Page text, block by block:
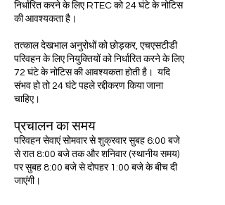
निर्धारित करने के लिए RTEC को 24 घंटे के नोटिस
की आवश्यकता है।
तत्काल देखभाल अनुरोधों को छोड़कर, एचएसटीडी
परिवहन के लिए नियुक्तियों को निर्धारित करने के लिए
72 घंटे के नोटिस की आवश्यकता होती है। यदि
संभव हो तो 24 घंटे पहले रद्दीकरण किया जाना
चाहिए।
प्रचालन का समय
परिवहन सेवाएं सोमवार से शुक्रवार सुबह 6:00 बजे
से रात 8:00 बजे तक और शनिवार (स्थानीय समय)
पर सुबह 8:00 बजे से दोपहर 1:00 बजे के बीच दी
जाएंगी।